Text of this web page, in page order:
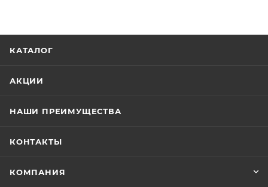
КАТАЛОГ
АКЦИИ
НАШИ ПРЕИМУЩЕСТВА
КОНТАКТЫ
КОМПАНИЯ